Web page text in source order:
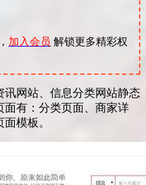
加入会员 解锁更多精彩权
网站、信息分类网站静态
面有：分类页面、商家详
模板。